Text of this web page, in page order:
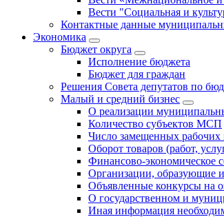
Вести "Социальная и
Контактные данные
Экономика
Бюджет округa
Исполнение бюджета
Бюджет для граждан
Решения Совета депутатов по
Малый и средний бизнес
О реализации
Количество субъектов МСП
Число замещенных
Оборот товаров (работ,
Финансово-экономическое
Организации, образующие
Объявленные конкурсы на
О государственном и
Иная информация